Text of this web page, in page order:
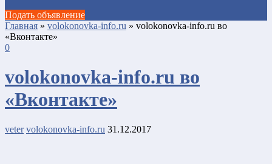
Подать объявление
Главная » volokonovka-info.ru » volokonovka-info.ru во
«Вконтакте»
0
volokonovka-info.ru во
«Вконтакте»
veter volokonovka-info.ru 31.12.2017